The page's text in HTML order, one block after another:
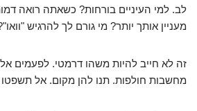
לב. למי העיניים בורחות? כשאתה רואה
מעניין אותך יותר? מי גורם לך להרגיש
זה לא חייב להיות משהו דרמטי. לפעמים
מחשבות חולפות. תנו להן מקום. אל תשפטו